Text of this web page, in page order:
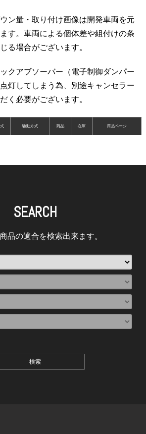
ン量・取り付け画像は開発車両を元
す。車両による個体差や組付けの条
る場合がございます。
クアブソーバー（電子制御ダンパー
灯してしまう為、別途キャンセラー
く必要がございます。
駆動方式 商品 在庫 商品ページ
SEARCH
品の適合を検索出来ます。